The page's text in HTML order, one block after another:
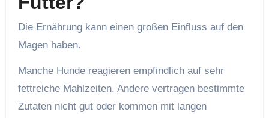
Die Ernährung kann einen großen Einfluss auf den
Magen haben.
Manche Hunde reagieren empfindlich auf sehr
fettreiche Mahlzeiten. Andere vertragen bestimmte
Zutaten nicht gut oder kommen mit langen